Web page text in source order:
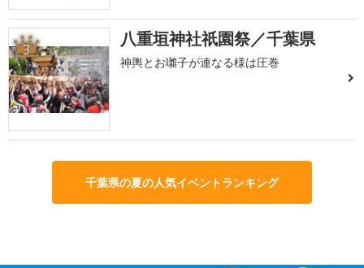
3 八重垣神社祇園祭／千葉県
神輿とお囃子が連なる様は圧巻
千葉県の夏の人気イベントランキング